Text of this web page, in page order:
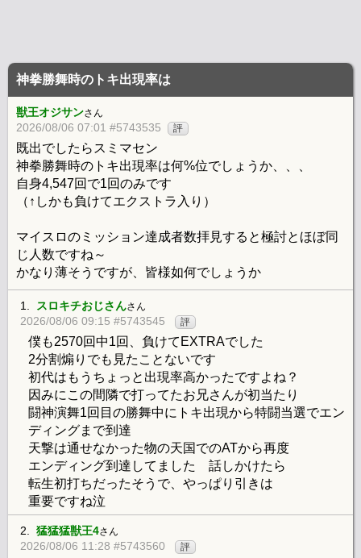
神拳勝舞時のトキ出現率は
獣王オジサンさん
2026/08/06 07:01 #5743535 評
既出でしたらスミマセン
神拳勝舞時のトキ出現率は何%位でしょうか、、、
自身4,547回で1回のみです
（↑しかも負けてエクストラ入り）
マイスロのミッション達成者数拝見すると極討とほぼ同
じ人数ですね～
かなり薄そうですが、皆様如何でしょうか
1. スロキチおじさんさん
2026/08/06 09:15 #5743545 評
僕も2570回中1回、負けてEXTRAでした
2分割煽りでも見たことないです
初代はもうちょっと出現率高かったですよね？
因みにこの間隣で打ってたお兄さんが初当たり
闘神演舞1回目の勝舞中にトキ出現から特闘当選でエン
ディングまで到達
天撃は通せなかった物の天国でのATから再度
エンディング到達してました 話しかけたら
転生初打ちだったそうで、やっぱり引きは
重要ですね泣
2. 猛猛猛獣王4さん
2026/08/06 11:28 #5743560 評